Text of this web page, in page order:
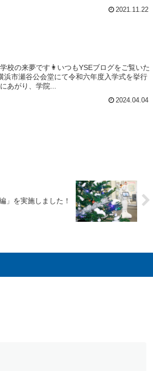
2021.11.22
校の来夢です👩いつもYSEブログをご覧いた
市瀬谷公会堂にて令和六年度入学式を挙行
あがり、学院...
2024.04.04
」を実施しました！